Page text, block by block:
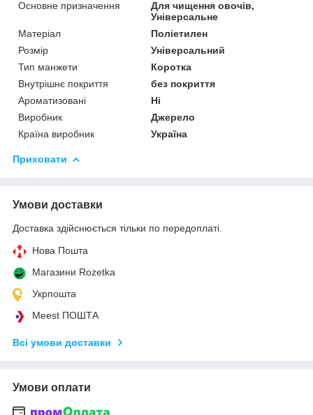
Основне призначення
Для чищення овочів,
Універсальне
Матеріал
Поліетилен
Розмір
Універсальний
Тип манжети
Коротка
Внутрішнє покриття
без покриття
Ароматизовані
Ні
Виробник
Джерело
Країна виробник
Україна
Приховати
Умови доставки
Доставка здійснюється тільки по передоплаті.
Нова Пошта
Магазини Rozetka
Укрпошта
Meest ПОШТА
Всі умови доставки
Умови оплати